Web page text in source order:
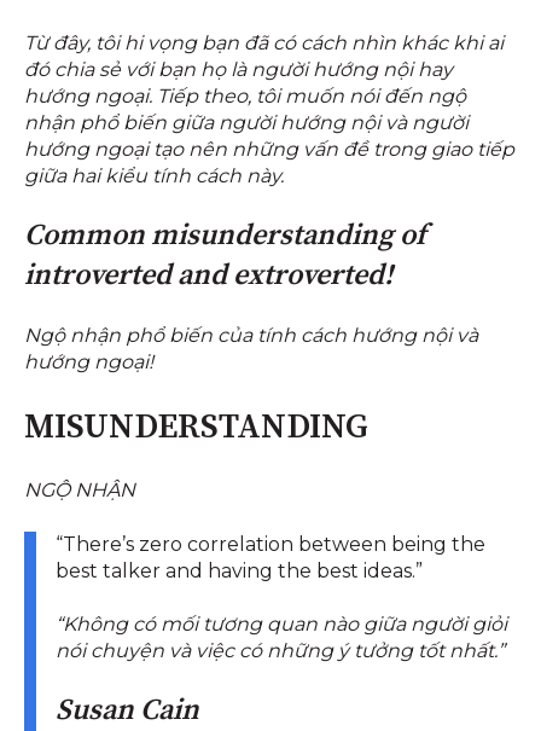
Từ đây, tôi hi vọng bạn đã có cách nhìn khác khi ai
đó chia sẻ với bạn họ là người hướng nội hay
hướng ngoại. Tiếp theo, tôi muốn nói đến ngộ
nhận phổ biến giữa người hướng nội và người
hướng ngoại tạo nên những vấn đề trong giao tiếp
giữa hai kiểu tính cách này.
Common misunderstanding of
introverted and extroverted!
Ngộ nhận phổ biến của tính cách hướng nội và
hướng ngoại!
MISUNDERSTANDING
NGỘ NHẬN
“There’s zero correlation between being the
best talker and having the best ideas.”
“Không có mối tương quan nào giữa người giỏi
nói chuyện và việc có những ý tưởng tốt nhất.”
Susan Cain